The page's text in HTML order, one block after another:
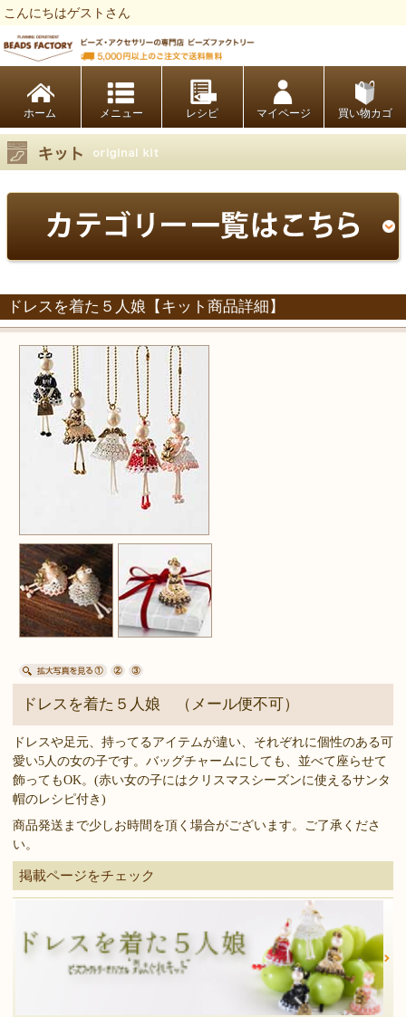
こんにちはゲストさん
ホーム レシピ マイページ 買い物カゴ
ドレスを着た５人娘【キット商品詳細】
ドレスを着た５人娘 （メール便不可）
ドレスや足元、持ってるアイテムが違い、それぞれに個性のある可
愛い5人の女の子です。バッグチャームにしても、並べて座らせて
飾ってもOK。(赤い女の子にはクリスマスシーズンに使えるサンタ
帽のレシピ付き)
商品発送まで少しお時間を頂く場合がございます。ご了承くださ
い。
掲載ページをチェック